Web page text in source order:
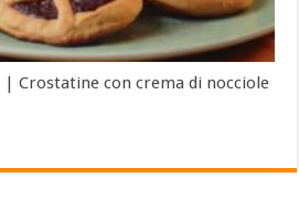
| Crostatine con crema di nocciole